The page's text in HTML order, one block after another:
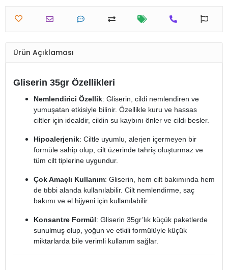
Ürün Açıklaması
Gliserin 35gr Özellikleri
Nemlendirici Özellik: Gliserin, cildi nemlendiren ve
yumuşatan etkisiyle bilinir. Özellikle kuru ve hassas
ciltler için idealdir, cildin su kaybını önler ve cildi besler.
Hipoalerjenik: Ciltle uyumlu, alerjen içermeyen bir
formüle sahip olup, cilt üzerinde tahriş oluşturmaz ve
tüm cilt tiplerine uygundur.
Çok Amaçlı Kullanım: Gliserin, hem cilt bakımında hem
de tıbbi alanda kullanılabilir. Cilt nemlendirme, saç
bakımı ve el hijyeni için kullanılabilir.
Konsantre Formül: Gliserin 35gr’lık küçük paketlerde
sunulmuş olup, yoğun ve etkili formülüyle küçük
miktarlarda bile verimli kullanım sağlar.